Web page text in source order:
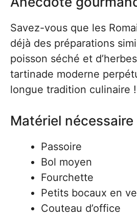
Savez-vous que les
déjà des préparations
poisson séché et
tartinade moderne
longue tradition culinaire !
Matériel nécessaire
Passoire
Bol moyen
Fourchette
Petits bocaux en
Couteau d’office